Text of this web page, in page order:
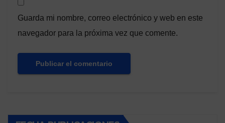
Guarda mi nombre, correo electrónico y web en este
navegador para la próxima vez que comente.